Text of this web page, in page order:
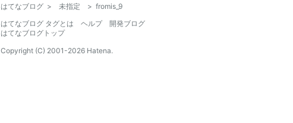
はてなブログ > 未指定 > fromis_9
はてなブログ タグとは
ヘルプ
開発ブログ
はてなブログトップ
Copyright (C) 2001-2026 Hatena.